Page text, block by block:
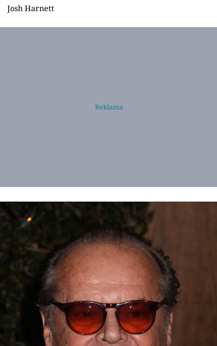
Josh Harnett